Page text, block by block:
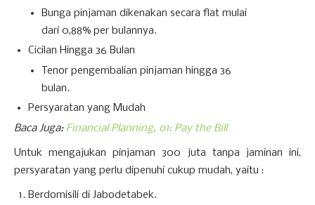
Bunga pinjaman dikenakan secara flat mulai
dari 0,88% per bulannya.
Cicilan Hingga 36 Bulan
Tenor pengembalian pinjaman hingga 36
bulan.
Persyaratan yang Mudah
Baca Juga: Financial Planning, 01: Pay the Bill
Untuk mengajukan pinjaman 300 juta tanpa jaminan ini,
persyaratan yang perlu dipenuhi cukup mudah, yaitu :
Berdomisili di Jabodetabek.